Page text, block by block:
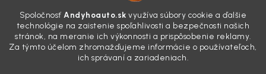
Spoločnosť Andyhoauto.sk využíva súbory cookie a ďalšie
technológie na zaistenie spoľahlivosti a bezpečnosti našich
stránok, na meranie ich výkonnosti a prispôsobenie reklamy.
Za týmto účelom zhromažďujeme informácie o používateľoch,
ich správaní a zariadeniach.
skutočnosti je? Často za to môžu práve „slepé“ svetlomety. Ten
mliečny, drsný povrch nie je len estetická vada. Keď slnko a soľ urobia
svoje, plexisklo začne svetlo rozptyľovať namiesto to...
Zabudnite na handru. Ak chcete mať auto naozaj čisté,